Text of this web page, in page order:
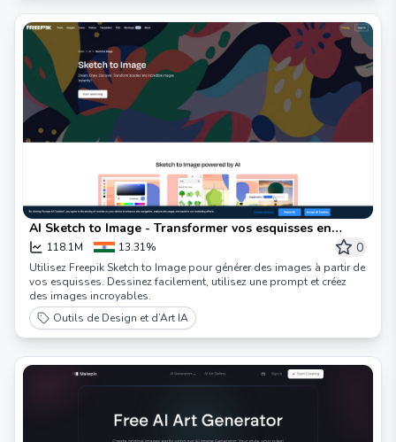
AI Sketch to Image - Transformer vos esquisses en
images | Freepik
118.1M 13.31% 0
Utilisez Freepik Sketch to Image pour générer des images à partir de
vos esquisses. Dessinez facilement, utilisez une prompt et créez
des images incroyables.
Outils de Design et d’Art IA